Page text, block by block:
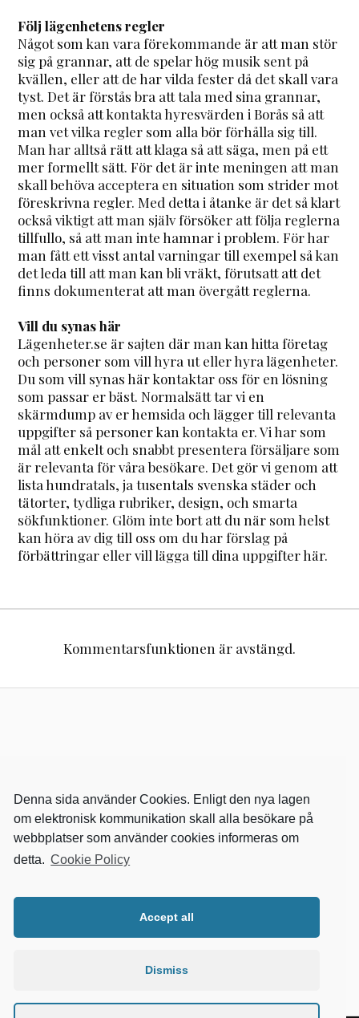
Följ lägenhetens regler
Något som kan vara förekommande är att man stör
sig på grannar, att de spelar hög musik sent på
kvällen, eller att de har vilda fester då det skall vara
tyst. Det är förstås bra att tala med sina grannar,
men också att kontakta hyresvärden i Borås så att
man vet vilka regler som alla bör förhålla sig till.
Man har alltså rätt att klaga så att säga, men på ett
mer formellt sätt. För det är inte meningen att man
skall behöva acceptera en situation som strider mot
föreskrivna regler. Med detta i åtanke är det så klart
också viktigt att man själv försöker att följa reglerna
tillfullo, så att man inte hamnar i problem. För har
man fått ett visst antal varningar till exempel så kan
det leda till att man kan bli vräkt, förutsatt att det
finns dokumenterat att man övergått reglerna.
Vill du synas här
Lägenheter.se är sajten där man kan hitta företag
och personer som vill hyra ut eller hyra lägenheter.
Du som vill synas här kontaktar oss för en lösning
som passar er bäst. Normalsätt tar vi en
skärmdump av er hemsida och lägger till relevanta
uppgifter så personer kan kontakta er. Vi har som
mål att enkelt och snabbt presentera försäljare som
är relevanta för våra besökare. Det gör vi genom att
lista hundratals, ja tusentals svenska städer och
tätorter, tydliga rubriker, design, och smarta
sökfunktioner. Glöm inte bort att du när som helst
kan höra av dig till oss om du har förslag på
förbättringar eller vill lägga till dina uppgifter här.
Kommentarsfunktionen är avstängd.
Denna sida använder Cookies. Enligt den nya lagen
om elektronisk kommunikation skall alla besökare på
webbplatser som använder cookies informeras om
detta. Cookie Policy
Accept all
Dismiss